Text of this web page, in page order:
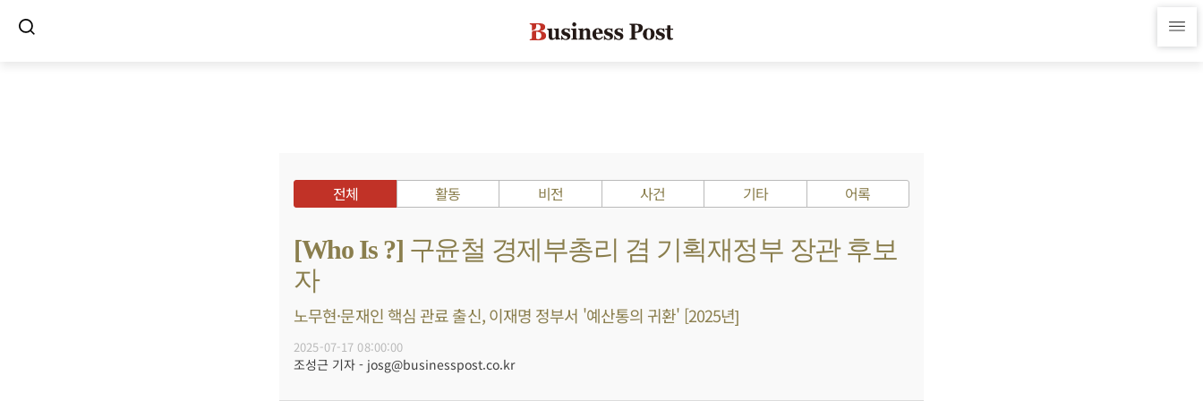
전체 활동 비전 사건 기타 어록
[Who Is ?] 구윤철 경제부총리 겸 기획재정부 장관 후보
자
노무현·문재인 핵심 관료 출신, 이재명 정부서 '예산통의 귀환' [2025년]
2025-07-17 08:00:00
조성근 기자 - josg@businesspost.co.kr